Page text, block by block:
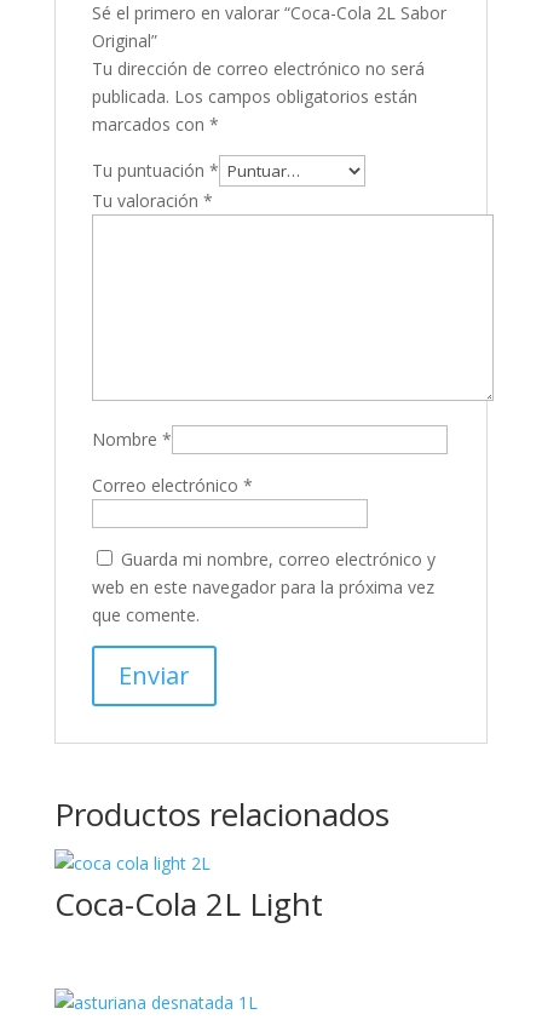
Sé el primero en valorar “Coca-Cola 2L Sabor
Original”
Tu dirección de correo electrónico no será
publicada. Los campos obligatorios están
marcados con *
Tu puntuación *
Tu valoración *
Nombre *
Correo electrónico *
Guarda mi nombre, correo electrónico y
web en este navegador para la próxima vez
que comente.
Productos relacionados
Coca-Cola 2L Light